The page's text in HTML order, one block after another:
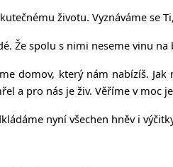
životu. Vyznáváme se
Že spolu s nimi neseme vinu
domov, který nám nabízíš.
a pro nás je živ. Věříme v
nyní všechen hněv i